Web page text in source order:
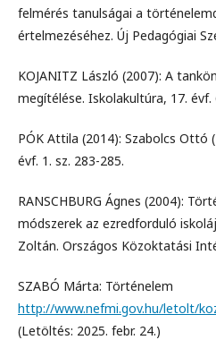
felmérés tanulságai a
értelmezéséhez. Új Pedagógiai
KOJANITZ László (2007): A
megítélése. Iskolakultúra, 17. évf.
PÓK Attila (2014): Szabolcs Ottó
évf. 1. sz. 283-285.
RANSCHBURG Ágnes (2004):
módszerek az ezredforduló
Zoltán. Országos Közoktatási
SZABÓ Márta: Történelem
http://www.nefmi.gov.hu/letolt/
(Letöltés: 2025. febr. 24.)